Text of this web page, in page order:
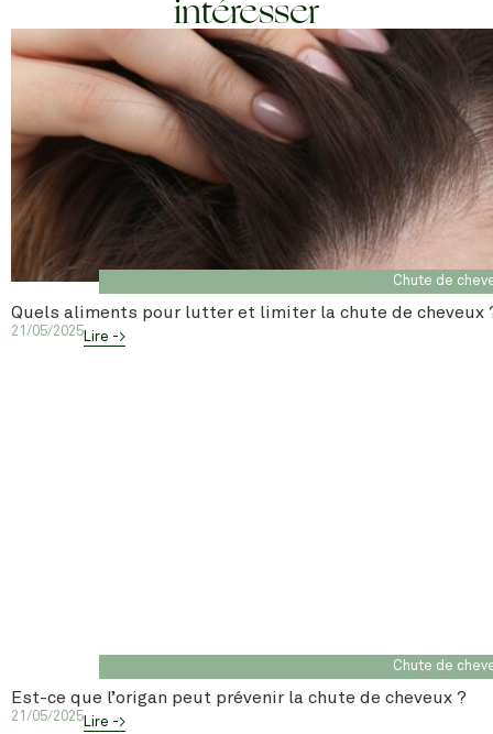
Chute de
Quels aliments pour lutter et limiter la chute de cheveux
21/05/2025Lire ->
Chute de
Est-ce que l’origan peut prévenir la chute de cheveux ?
21/05/2025Lire ->